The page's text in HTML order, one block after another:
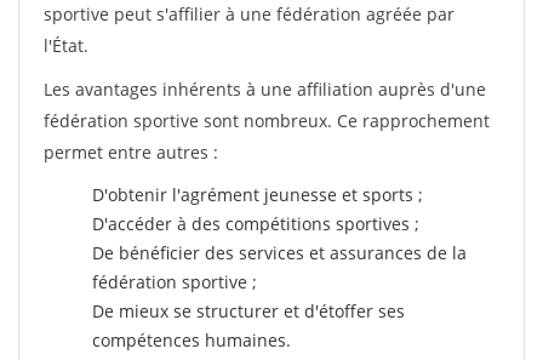
sportive peut s'affilier à une fédération agréée par
l'État.
Les avantages inhérents à une affiliation auprès d'une
fédération sportive sont nombreux. Ce rapprochement
permet entre autres :
D'obtenir l'agrément jeunesse et sports ;
D'accéder à des compétitions sportives ;
De bénéficier des services et assurances de la
fédération sportive ;
De mieux se structurer et d'étoffer ses
compétences humaines.